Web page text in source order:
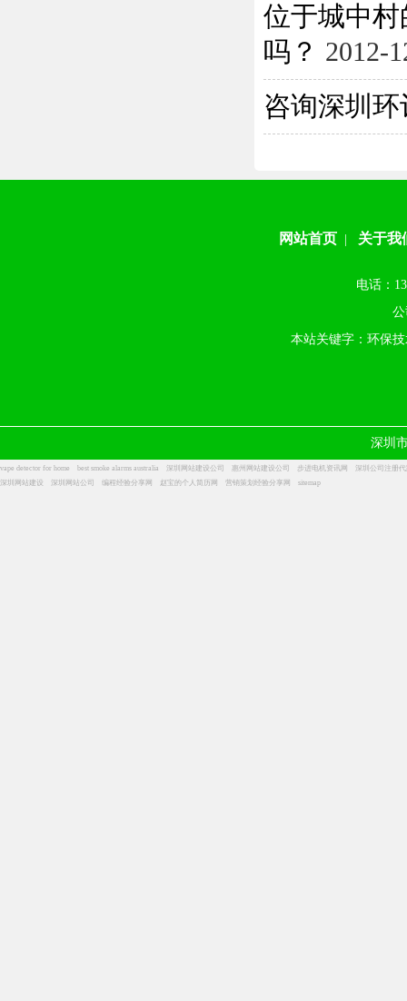
位于城中
吗？ 2012-
咨询深圳
网站首页 关于我
电话：
本站关键字：环保
深圳
vape detector for home best smoke alarms australia 深圳网站建设公司 惠州网站建设公司 步进电机资讯网
深圳公司注册
深圳网站建设
深圳网站公司 编程经验分享网 赵宝的个人简历网 营销策划经验分享网 sitemap